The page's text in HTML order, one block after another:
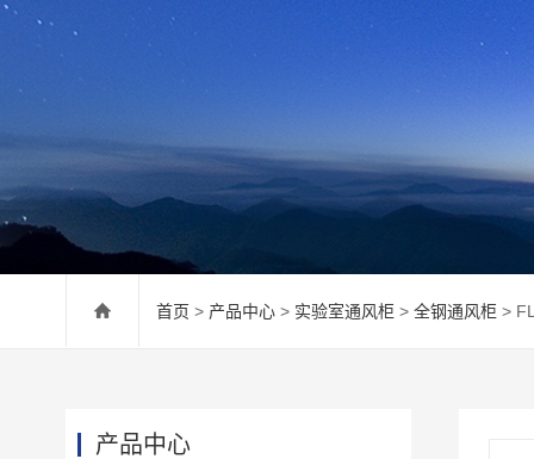
首页 > 产品中心 > 实验室通风柜 > 全钢通风柜 >
产品中心